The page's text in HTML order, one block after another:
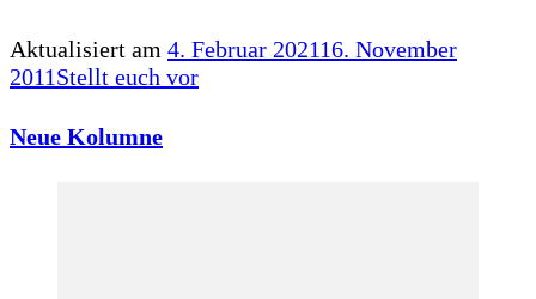
Aktualisiert am 4. Februar 202116. November
2011Stellt euch vor
Neue Kolumne